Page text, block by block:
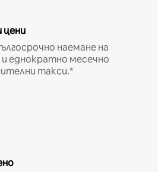
цени
наемане на
еднократно месечно
такси.*